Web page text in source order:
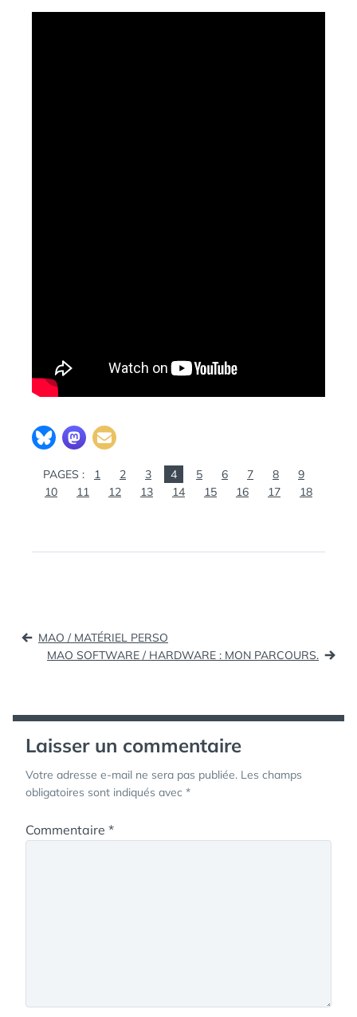
PAGES : 1 2 3 4 5 6 7 8
9
10
11 12 13 14 15 16 17 18
Navigation
MAO / MATÉRIEL PERSO
MAO SOFTWARE / HARDWARE : MON PARCOURS.
Laisser un commentaire
Votre adresse e-mail ne sera pas publiée. Les champs
obligatoires sont indiqués avec *
Commentaire *